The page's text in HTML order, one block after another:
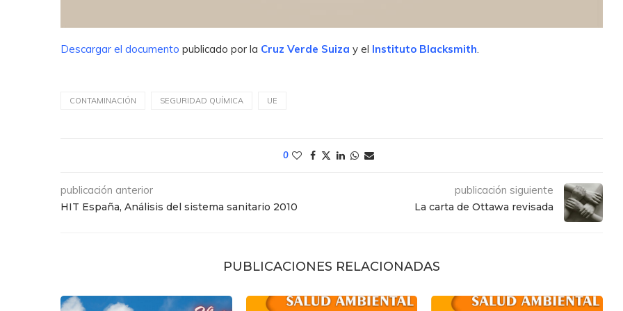
Descargar el documento publicado por la Cruz Verde Suiza y el Instituto Blacksmith.
CONTAMINACIÓN SEGURIDAD QUÍMICA UE
0
publicación anterior
HIT España, Análisis del sistema sanitario 2010
publicación siguiente
La carta de Ottawa revisada
PUBLICACIONES RELACIONADAS